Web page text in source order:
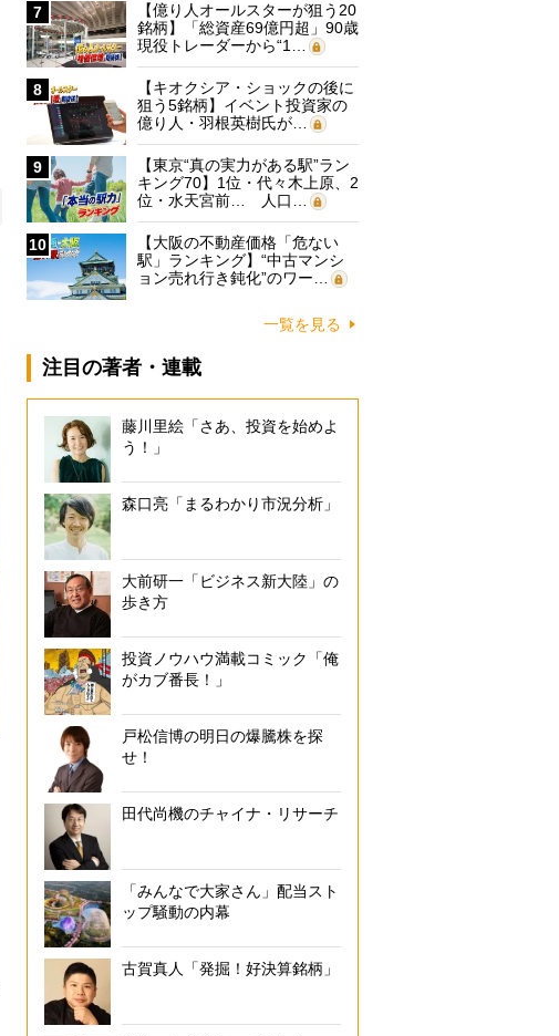
7
【億り人オールスターが狙う20
銘柄】「総資産69億円超」90歳
現役トレーダーから“1…
8
【キオクシア・ショックの後に
狙う5銘柄】イベント投資家の
億り人・羽根英樹氏が…
9
【東京“真の実力がある駅”ラン
キング70】1位・代々木上原、2
位・水天宮前… 人口…
10
【大阪の不動産価格「危ない
駅」ランキング】“中古マンシ
ョン売れ行き鈍化”のワー…
一覧を見る
注目の著者・連載
藤川里絵「さあ、投資を始めよ
う！」
森口亮「まるわかり市況分析」
大前研一「ビジネス新大陸」の
歩き方
投資ノウハウ満載コミック「俺
がカブ番長！」
戸松信博の明日の爆騰株を探
せ！
田代尚機のチャイナ・リサーチ
「みんなで大家さん」配当スト
ップ騒動の内幕
古賀真人「発掘！好決算銘柄」